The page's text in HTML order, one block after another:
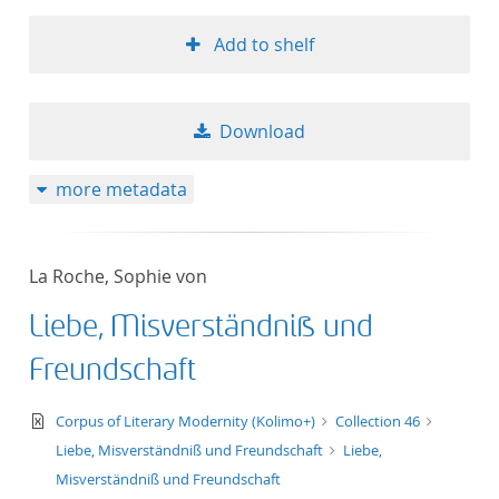
Add to shelf
Download
more metadata
La Roche, Sophie von
Liebe, Misverständniß und
Freundschaft
text/xml
Corpus of Literary Modernity (Kolimo+)
Collection 46
Liebe, Misverständniß und Freundschaft
Liebe,
Misverständniß und Freundschaft